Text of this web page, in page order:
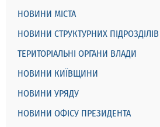
НОВИНИ МІСТА
НОВИНИ СТРУКТУРНИХ ПІДРОЗДІЛІВ
ТЕРИТОРІАЛЬНІ ОРГАНИ ВЛАДИ
НОВИНИ КИЇВЩИНИ
НОВИНИ УРЯДУ
НОВИНИ ОФІСУ ПРЕЗИДЕНТА